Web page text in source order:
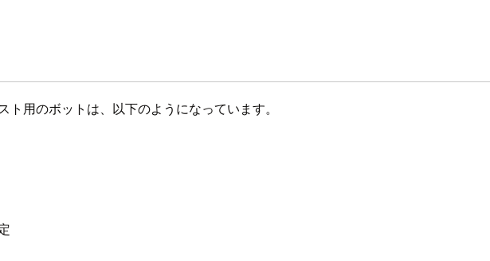
用のボットは、以下のようになっています。